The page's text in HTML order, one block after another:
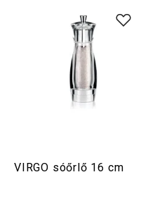
VIRGO sóőrlő 16 cm